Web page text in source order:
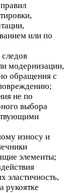
или по
модернизации,
обращения с
не по
выбора
износу и
элементы;
эластичность,
рукоятке